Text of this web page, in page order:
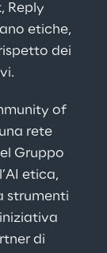
Reply
etiche,
dei
of
rete
Gruppo
etica,
strumenti
di